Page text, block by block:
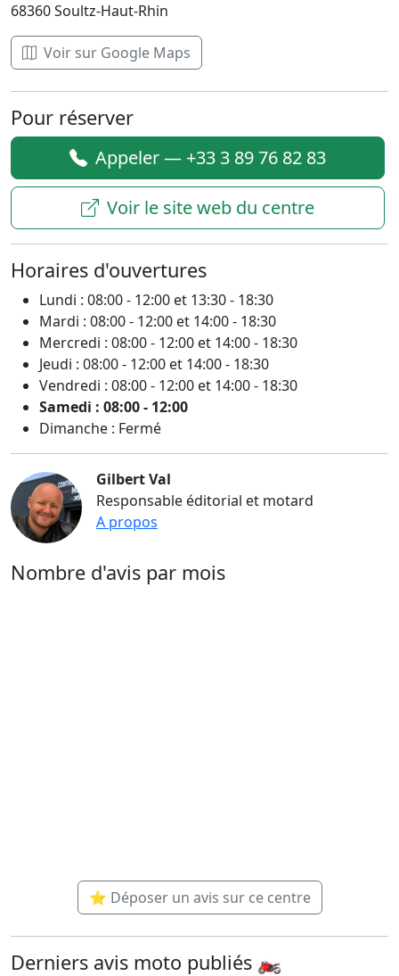
68360 Soultz-Haut-Rhin
Voir sur Google Maps
Pour réserver
Appeler — +33 3 89 76 82 83
Voir le site web du centre
Horaires d'ouvertures
Lundi : 08:00 - 12:00 et 13:30 - 18:30
Mardi : 08:00 - 12:00 et 14:00 - 18:30
Mercredi : 08:00 - 12:00 et 14:00 - 18:30
Jeudi : 08:00 - 12:00 et 14:00 - 18:30
Vendredi : 08:00 - 12:00 et 14:00 - 18:30
Samedi : 08:00 - 12:00
Dimanche : Fermé
Gilbert Val
Responsable éditorial et motard
A propos
Nombre d'avis par mois
⭐ Déposer un avis sur ce centre
Derniers avis moto publiés 🏍️